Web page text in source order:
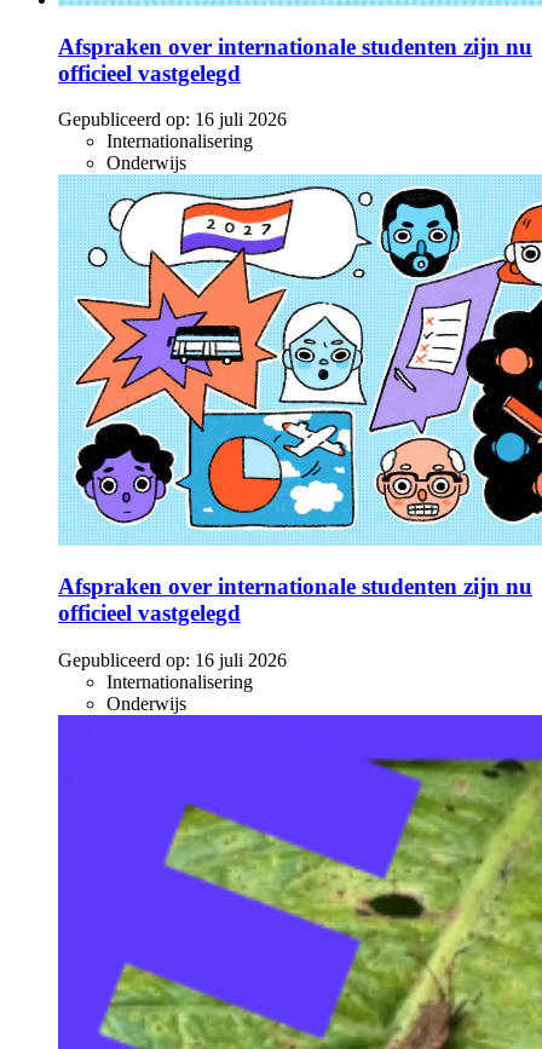
Afspraken over internationale studenten zijn nu
officieel vastgelegd
Gepubliceerd op: 16 juli 2026
Internationalisering
Onderwijs
Afspraken over internationale studenten zijn nu
officieel vastgelegd
Gepubliceerd op: 16 juli 2026
Internationalisering
Onderwijs